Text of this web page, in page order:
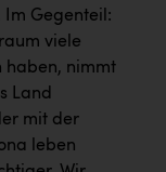
Im Gegenteil:
viele
haben, nimmt
Land
mit der
leben